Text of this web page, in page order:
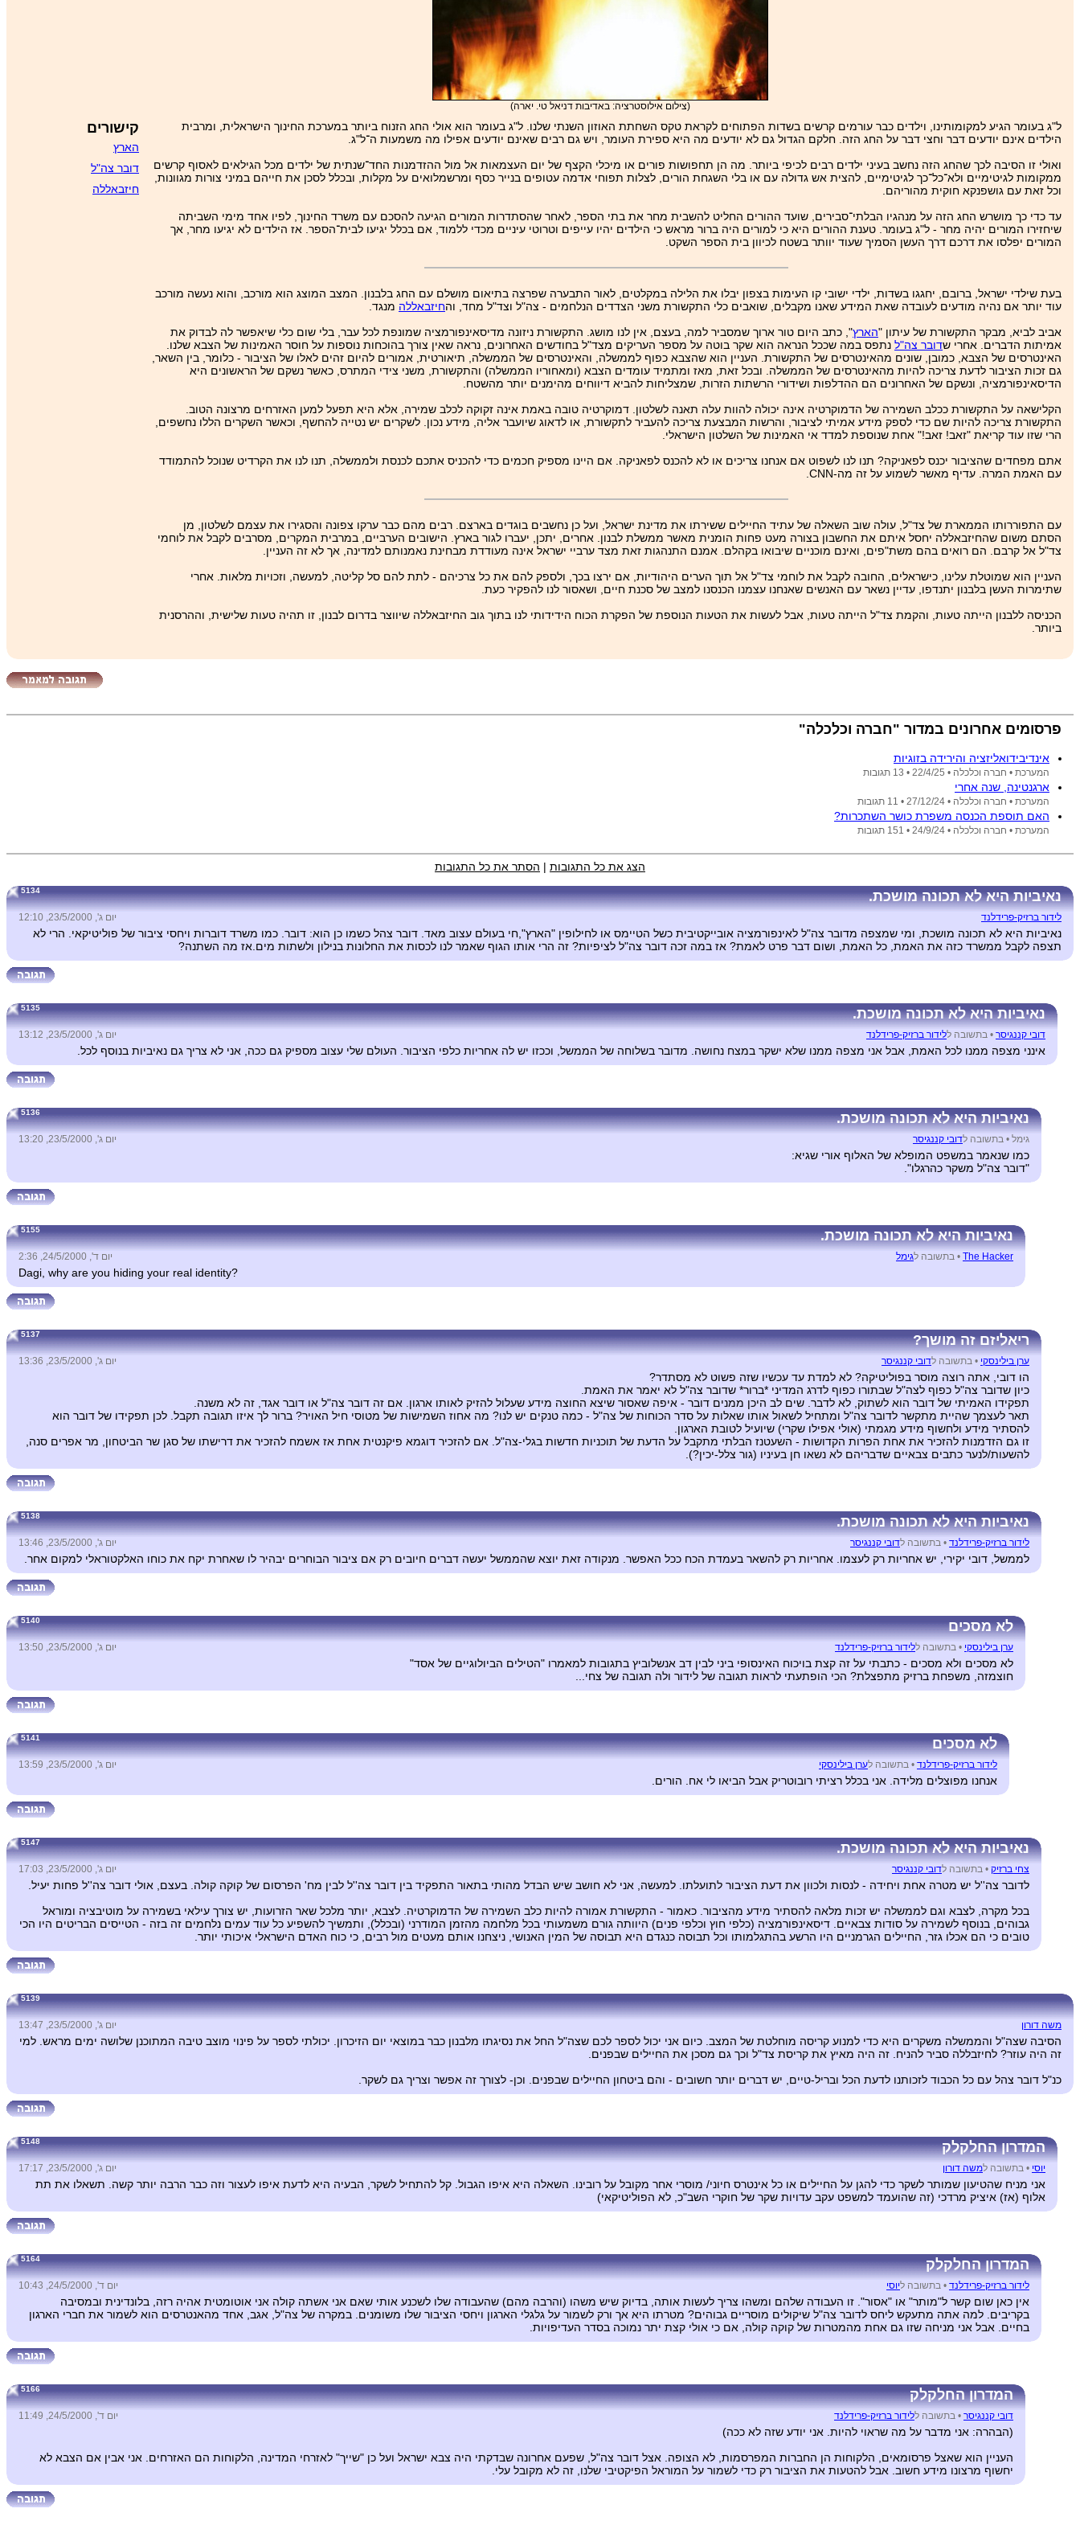
(צילום אילוסטרציה: באדיבות דניאל טי. יארה)
ל"ג בעומר הגיע למקומותינו, וילדים כבר עורמים קרשים בשדות הפתוחים לקראת טקס השחתת האוזון השנתי שלנו. ל"ג בעומר הוא אולי החג הזנוח ביותר במערכת החינוך הישראלית, ומרבית
הילדים אינם יודעים דבר וחצי דבר על החג הזה. חלקם הגדול גם לא יודעים מה היא ספירת העומר, ויש גם רבים שאינם יודעים אפילו מה משמעות ה־ל"ג.
ואולי זו הסיבה לכך שהחג הזה נחשב בעיני ילדים רבים לכיפי ביותר. מה הן תחפושות פורים או מיכלי הקצף של יום העצמאות אל מול ההזדמנות החד־שנתית של ילדים מכל הגילאים לאסוף קרשים
ממקומות לגיטימיים ולא־כל־כך לגיטימיים, להצית אש גדולה עם או בלי השגחת הורים, לצלות תפוחי אדמה עטופים בנייר כסף ומרשמלואים על מקלות, ובכלל לסכן את חייהם במיני צורות מגוונות,
וכל זאת עם גושפנקא חוקית מהוריהם.
עד כדי כך מושרש החג הזה על מנהגיו הבלתי־סבירים, שועד ההורים החליט להשבית מחר את בתי הספר, לאחר שהסתדרות המורים הגיעה להסכם עם משרד החינוך, לפיו אחד מימי השביתה
שיחזירו המורים יהיה מחר - ל"ג בעומר. טענת ההורים היא כי למורים היה ברור מראש כי הילדים יהיו עייפים וטרוטי עיניים מכדי ללמוד, אם בכלל יגיעו לבית־הספר. אז הילדים לא יגיעו מחר, אך
המורים יפלסו את דרכם דרך העשן הסמיך שעוד יוותר בשטח לכיוון בית הספר השקט.
בעת שילדי ישראל, ברובם, יחגגו בשדות, ילדי ישובי קו העימות בצפון יבלו את הלילה במקלטים, לאור התבערה שפרצה בתיאום מושלם עם החג בלבנון. המצב המוצג הוא מורכב, והוא נעשה מורכב
עוד יותר אם נהיה מודעים לעובדה שאת המידע שאנו מקבלים, שואבים כלי התקשורת משני הצדדים הנלחמים - צה"ל וצד"ל מחד, והחיזבאללה מנגד.
אביב לביא, מבקר התקשורת של עיתון "הארץ", כתב היום טור ארוך שמסביר למה, בעצם, אין לנו מושג. התקשורת ניזונה מדיסאינפורמציה שמונפת לכל עבר, בלי שום כלי שיאפשר לה לבדוק את
אמיתות הדברים. אחרי שדובר צה"ל נתפס במה שככל הנראה הוא שקר בוטה על מספר העריקים מצד"ל בחודשים האחרונים, נראה שאין צורך בהוכחות נוספות על חוסר האמינות של הצבא שלנו.
האינטרסים של הצבא, כמובן, שונים מהאינטרסים של התקשורת. העניין הוא שהצבא כפוף לממשלה, והאינטרסים של הממשלה, תיאורטית, אמורים להיום זהים לאלו של הציבור - כלומר, בין השאר,
גם זכות הציבור לדעת צריכה להיות מהאינטרסים של הממשלה. ובכל זאת, מאז ומתמיד עומדים הצבא (ומאחוריו הממשלה) והתקשורת, משני צידי המתרס, כאשר נשקם של הראשונים היא
הדיסאינפורמציה, ונשקם של האחרונים הם ההדלפות ושידורי הרשתות הזרות, שמצליחות להביא דיווחים מהימנים יותר מהשטח.
הקלישאה על התקשורת ככלב השמירה של הדמוקרטיה אינה יכולה להוות עלה תאנה לשלטון. דמוקרטיה טובה באמת אינה זקוקה לכלב שמירה, אלא היא תפעל למען האזרחים מרצונה הטוב.
התקשורת צריכה להיות שם כדי לספק מידע אמיתי לציבור, והרשות המבצעת צריכה להעביר לתקשורת, או לדאוג שיועבר אליה, מידע נכון. לשקרים יש נטייה להחשף, וכאשר השקרים הללו נחשפים,
הרי שזו עוד קריאת "זאב! זאב!" אחת שנוספת למדד אי האמינות של השלטון הישראלי.
אתם מפחדים שהציבור יכנס לפאניקה? תנו לנו לשפוט אם אנחנו צריכים או לא להכנס לפאניקה. אם היינו מספיק חכמים כדי להכניס אתכם לכנסת ולממשלה, תנו לנו את הקרדיט שנוכל להתמודד
עם האמת המרה. עדיף מאשר לשמוע על זה מה-CNN.
עם התפוררותו הממארת של צד"ל, עולה שוב השאלה של עתיד החיילים ששירתו את מדינת ישראל, ועל כן נחשבים בוגדים בארצם. רבים מהם כבר ערקו צפונה והסגירו את עצמם לשלטון, מן
הסתם משום שהחיזבאללה יחסל איתם את החשבון בצורה מעט פחות הומנית מאשר ממשלת לבנון. אחרים, יתכן, יעברו לגור בארץ. הישובים הערביים, במרבית המקרים, מסרבים לקבל את לוחמי
צד"ל אל קרבם. הם רואים בהם משת"פים, ואינם מוכניים שיבואו בקהלם. אמנם התנהגות זאת מצד ערביי ישראל אינה מעודדת מבחינת נאמנותם למדינה, אך לא זה העניין.
העניין הוא שמוטלת עלינו, כישראלים, החובה לקבל את לוחמי צד"ל אל תוך הערים היהודיות, אם ירצו בכך, ולספק להם את כל צרכיהם - לתת להם סל קליטה, למעשה, וזכויות מלאות. אחרי
שתימרות העשן בלבנון יתנדפו, עדיין נשאר עם האנשים שאנחנו עצמנו הכנסנו למצב של סכנת חיים, ושאסור לנו להפקיר כעת.
הכניסה ללבנון הייתה טעות, והקמת צד"ל הייתה טעות, אבל לעשות את הטעות הנוספת של הפקרת הכוח הידידותי לנו בתוך גוב החיזבאללה שיווצר בדרום לבנון, זו תהיה טעות שלישית, וההרסנית
ביותר.
קישורים
הארץ
דובר צה"ל
חיזבאללה
פרסומים אחרונים במדור "חברה וכלכלה"
אינדיבידואליזציה והירידה בזוגיות
המערכת • חברה וכלכלה • 22/4/25 • 13 תגובות
ארגנטינה, שנה אחרי
המערכת • חברה וכלכלה • 27/12/24 • 11 תגובות
האם תוספת הכנסה משפרת כושר השתכרות?
המערכת • חברה וכלכלה • 24/9/24 • 151 תגובות
הצג את כל התגובות | הסתר את כל התגובות
נאיביות היא לא תכונה מושכת. 5134
לידור ברזיק-פרידלנד יום ג', 23/5/2000, 12:10
נאיביות היא לא תכונה מושכת, ומי שמצפה מדובר צה"ל לאינפורמציה אובייקטיבית כשל הטיימס או לחילופין "הארץ",חי בעולם עצוב מאד. דובר צהל כשמו כן הוא: דובר. כמו משרד דוברות ויחסי ציבור של פוליטיקאי. הרי לא
תצפה לקבל ממשרד כזה את האמת, כל האמת, ושום דבר פרט לאמת? אז במה זכה דובר צה"ל לציפיות? זה הרי אותו הגוף שאמר לנו לכסות את החלונות בנילון ולשתות מים.אז מה השתנה?
נאיביות היא לא תכונה מושכת. 5135
דובי קננגיסר • בתשובה ללידור ברזיק-פרידלנד יום ג', 23/5/2000, 13:12
אינני מצפה ממנו לכל האמת, אבל אני מצפה ממנו שלא ישקר במצח נחושה. מדובר בשלוחה של הממשל, וככזו יש לה אחריות כלפי הציבור. העולם שלי עצוב מספיק גם ככה, אני לא צריך גם נאיביות בנוסף לכל.
נאיביות היא לא תכונה מושכת. 5136
גימל • בתשובה לדובי קננגיסר יום ג', 23/5/2000, 13:20
כמו שנאמר במשפט המופלא של האלוף אורי שגיא:
"דובר צה"ל משקר כהרגלו".
נאיביות היא לא תכונה מושכת. 5155
The Hacker
• בתשובה לגימל יום ד', 24/5/2000, 2:36
Dagi, why are you hiding your real identity?
ריאליזם זה מושך? 5137
ערן בילינסקי • בתשובה לדובי קננגיסר יום ג', 23/5/2000, 13:36
הו דובי, אתה רוצה מוסר בפוליטיקה? לא למדת עד עכשיו שזה פשוט לא מסתדר?
כיון שדובר צה"ל כפוף לצה"ל שבתורו כפוף לדרג המדיני *ברור* שדובר צה"ל לא יאמר את האמת.
תפקידו האמיתי של דובר הוא לשתוק, לא לדבר. שים לב היכן ממנים דובר - איפה שאסור שיצא החוצה מידע שעלול להזיק לאותו ארגון. אם זה דובר צה"ל או דובר אגד, זה לא משנה.
תאר לעצמך שהיית מתקשר לדובר צה"ל ומתחיל לשאול אותו שאלות על סדר הכוחות של צה"ל - כמה טנקים יש לנו? מה אחוז השמישות של מטוסי חיל האויר? ברור לך איזו תגובה תקבל. לכן תפקידו של דובר הוא
להסתיר מידע ולחשוף מידע מגמתי (אולי אפילו שקרי) שיועיל לטובת הארגון.
זו גם הזדמנות להזכיר את אחת הפרות הקדושות - השעטנז הבלתי מתקבל על הדעת של תוכניות חדשות בגלי-צה"ל. אם להזכיר דוגמא פיקנטית אחת אז אשמח להזכיר את דרישתו של סגן שר הביטחון, מר אפרים סנה,
להשעות/לנער כתבים צבאיים שדבריהם לא נשאו חן בעיניו (גור צלל-יכין?).
נאיביות היא לא תכונה מושכת. 5138
לידור ברזיק-פרידלנד • בתשובה לדובי קננגיסר יום ג', 23/5/2000, 13:46
לממשל, דובי יקירי, יש אחריות רק לעצמו. אחריות רק להשאר בעמדת הכח ככל האפשר. מנקודה זאת יוצא שהממשל יעשה דברים חיובים רק אם ציבור הבוחרים יבהיר לו שאחרת יקח את כוחו האלקטוראלי למקום אחר.
לא מסכים 5140
ערן בילינסקי • בתשובה ללידור ברזיק-פרידלנד יום ג', 23/5/2000, 13:50
לא מסכים ולא מסכים - כתבתי על זה קצת בויכוח האינסופי ביני לבין דב אנשלוביץ בתגובות למאמרו "הטילים הביולוגיים של אסד"
חוצמזה, משפחת ברזיק מתפצלת? הכי הופתעתי לראות תגובה של לידור ולה תגובה של צחי...
לא מסכים 5141
לידור ברזיק-פרידלנד • בתשובה לערן בילינסקי יום ג', 23/5/2000, 13:59
אנחנו מפוצלים מלידה. אני בכלל רציתי רובוטריק אבל הביאו לי אח. הורים.
נאיביות היא לא תכונה מושכת. 5147
צחי ברזיק • בתשובה לדובי קננגיסר יום ג', 23/5/2000, 17:03
לדובר צה''ל יש מטרה אחת ויחידה - לנסות ולכוון את דעת הציבור לתועלתו. למעשה, אני לא חושב שיש הבדל מהותי בתאור התפקיד בין דובר צה''ל לבין מח' הפרסום של קוקה קולה. בעצם, אולי דובר צה''ל פחות יעיל.
בכל מקרה, לצבא וגם לממשלה יש זכות מלאה להסתיר מידע מהציבור. כאמור - התקשורת אמורה להיות כלב השמירה של הדמוקרטיה. לצבא, יותר מלכל שאר הזרועות, יש צורך עילאי בשמירה על מוטיבציה ומוראל
גבוהים, בנוסף לשמירה על סודות צבאיים. דיסאינפורמציה (כלפי חוץ וכלפי פנים) היוותה גורם משמעותי בכל מלחמה מהזמן המודרני (ובכלל), ותמשיך להשפיע כל עוד עמים נלחמים זה בזה - הטייסים הבריטים היו הכי
טובים כי הם אכלו גזר, החיילים הגרמניים היו הרשע בהתגלמותו וכל תבוסה כנגדם היא תבוסה של המין האנושי, ניצחנו אותם מעטים מול רבים, כי כוח האדם הישראלי איכותי יותר.
5139
משה דורון יום ג', 23/5/2000, 13:47
הסיבה שצה"ל והממשלה משקרים היא כדי למנוע קריסה מוחלטת של המצב. כיום אני יכול לספר לכם שצה"ל החל את נסיגתו מלבנון כבר במוצאי יום הזיכרון. יכולתי לספר על פינוי מוצב טיבה המתוכנן שלושה ימים מראש. למי
זה היה עוזר? לחיזבללה סביר להניח. זה היה מאיץ את קריסת צד"ל וכך גם מסכן את החיילים שבפנים.
כנ"ל דובר צהל עם כל הכבוד לזכותנו לדעת הכל ובריל-טיים, יש דברים יותר חשובים - והם ביטחון החיילים שבפנים. וכן- לצורך זה אפשר וצריך גם לשקר.
המדרון החלקלק 5148
יוסי • בתשובה למשה דורון יום ג', 23/5/2000, 17:17
אני מניח שהטיעון שמותר לשקר כדי להגן על החיילים או כל אינטרס חיוני/ מוסרי אחר מקובל על רובינו. השאלה היא איפו הגבול. קל להתחיל לשקר, הבעיה היא לדעת איפו לעצור וזה כבר הרבה יותר קשה. תשאלו את תת
אלוף (אז) איציק מרדכי (זה שהועמד למשפט עקב עדויות שקר של חוקרי השב"כ, לא הפוליטיקאי)
המדרון החלקלק 5164
לידור ברזיק-פרידלנד • בתשובה ליוסי יום ד', 24/5/2000, 10:43
אין כאן שום קשר ל"מותר" או "אסור". זו העבודה שלהם ומשהו צריך לעשות אותה, בדיוק שיש משהו (והרבה מהם) שהעבודה שלו לשכנע אותי שאם אני אשתה קולה אני אוטומטית אהיה רזה, בלונדינית ובמסיבה
בקריבים. למה אתה מתעקש ליחס לדובר צה"ל שיקולים מוסריים גבוהים? מטרתו היא אך ורק לשמור על גלגלי הארגון ויחסי הציבור שלו משומנים. במקרה של צה"ל, אגב, אחד מהאנטרסים הוא לשמור את חברי הארגון
בחיים. אבל אני מניחה שזו גם אחת מהמטרות של קוקה קולה, אם כי אולי קצת יתר נמוכה בסדר העדיפויות.
המדרון החלקלק 5166
דובי קננגיסר • בתשובה ללידור ברזיק-פרידלנד יום ד', 24/5/2000, 11:49
(הבהרה: אני מדבר על מה שראוי להיות. אני יודע שזה לא ככה)
העניין הוא שאצל פרסומאים, הלקוחות הן החברות המפרסמות, לא הצופה. אצל דובר צה"ל, שפעם אחרונה שבדקתי היה צבא ישראל ועל כן "שייך" לאזרחי המדינה, הלקוחות הם האזרחים. אני אבין אם הצבא לא
יחשוף מרצונו מידע חשוב. אבל להטעות את הציבור רק כדי לשמור על המוראל הפיקטיבי שלנו, זה לא מקובל עלי.